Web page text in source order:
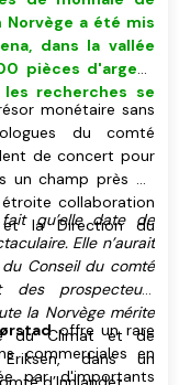
a été mis
dans la vallée
pièces d'argent
recherches se
monétaire sans
du comté
de concert pour
un champ près de
collaboration
et la Direction du
qu’elle date de
Elle n’aurait
Conseil du comté
prospecteurs
la Norvège mérite
du Climat et de
Eriksen, dans un
offre un rare
commerciales en
par d'importants